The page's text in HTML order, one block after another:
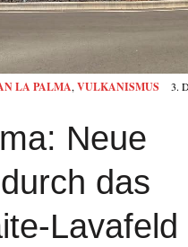
LA PALMA,VULKANISMUS
3.
Neue
das
Lavafeld